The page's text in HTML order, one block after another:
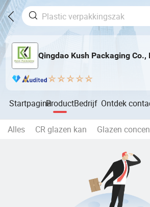
Qingdao Kush Packaging Co.,
StartpaginaProductBedrijf Ontdek
Alles CR glazen kan Glazen